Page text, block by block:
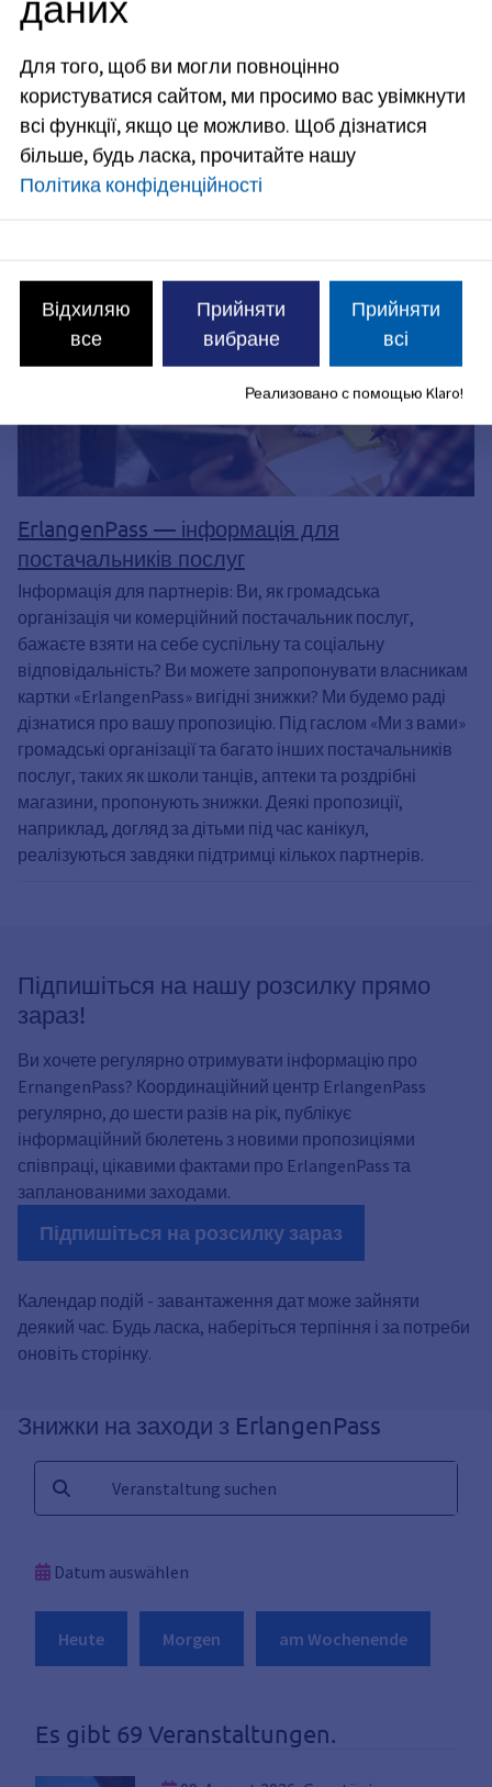
Ми на місці!
ErlangenPass — інформація для
постачальників послуг
Інформація для партнерів: Ви, як громадська
організація чи комерційний постачальник послуг,
бажаєте взяти на себе суспільну та соціальну
відповідальність? Ви можете запропонувати власникам
картки «ErlangenPass» вигідні знижки? Ми будемо раді
дізнатися про вашу пропозицію. Під гаслом «Ми з вами»
громадські організації та багато інших постачальників
послуг, таких як школи танців, аптеки та роздрібні
магазини, пропонують знижки. Деякі пропозиції,
наприклад, догляд за дітьми під час канікул,
реалізуються завдяки підтримці кількох партнерів.
Підпишіться на нашу розсилку прямо
зараз!
Ви хочете регулярно отримувати інформацію про
ErnangenPass? Координаційний центр ErlangenPass
регулярно, до шести разів на рік, публікує
інформаційний бюлетень з новими пропозиціями
співпраці, цікавими фактами про ErlangenPass та
запланованими заходами.
Підпишіться на розсилку зараз
Календар подій - завантаження дат може зайняти
деякий час. Будь ласка, наберіться терпіння і за потреби
оновіть сторінку.
Знижки на заходи з ErlangenPass
Suchen
Suchtext
Datum auswählen
Heute Morgen am Wochenende
Es gibt 69 Veranstaltungen.
Для того, щоб ви могли повноцінно
користуватися сайтом, ми просимо вас увімкнути
всі функції, якщо це можливо. Щоб дізнатися
більше, будь ласка, прочитайте нашу
Політика конфіденційності
Відхиляю
все
Прийняти
вибране
Прийняти
всі
Реализовано с помощью Klaro!